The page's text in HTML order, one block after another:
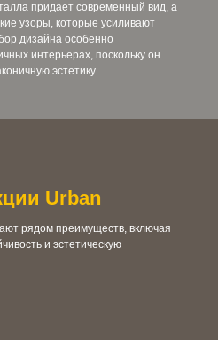
придает современный вид, а
узоры, которые усиливают
дизайна особенно
интерьерах, поскольку он
эстетику.
Urban
рядом преимуществ, включая
и эстетическую